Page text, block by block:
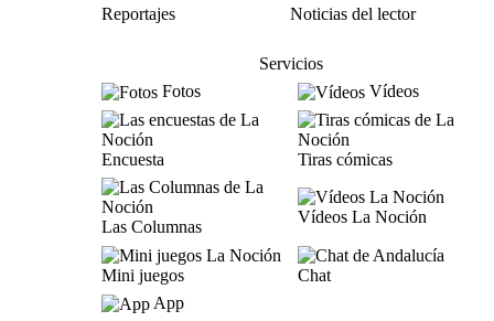
Reportajes
Noticias del lector
Servicios
Fotos
Vídeos
Encuesta Tiras cómicas
Las Columnas
Vídeos La Noción
Mini juegos
Chat
App